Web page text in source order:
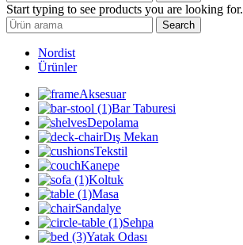
Start typing to see products you are looking for.
Search
Nordist
Ürünler
Aksesuar
Bar Taburesi
Depolama
Dış Mekan
Tekstil
Kanepe
Koltuk
Masa
Sandalye
Sehpa
Yatak Odası